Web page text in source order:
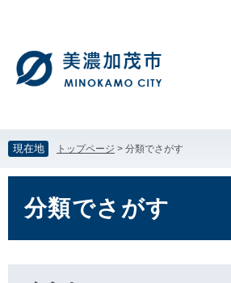
す。
し
て
本
文
現在地 トップページ > 分類でさがす
分類でさがす